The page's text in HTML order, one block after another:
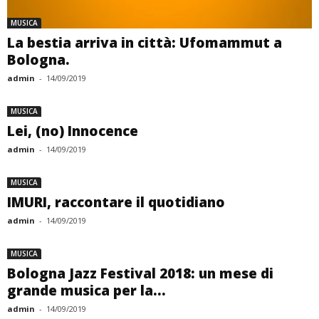
MUSICA
La bestia arriva in città: Ufomammut a
Bologna.
admin - 14/09/2019
MUSICA
Lei, (no) Innocence
admin - 14/09/2019
MUSICA
IMURI, raccontare il quotidiano
admin - 14/09/2019
MUSICA
Bologna Jazz Festival 2018: un mese di
grande musica per la...
admin - 14/09/2019